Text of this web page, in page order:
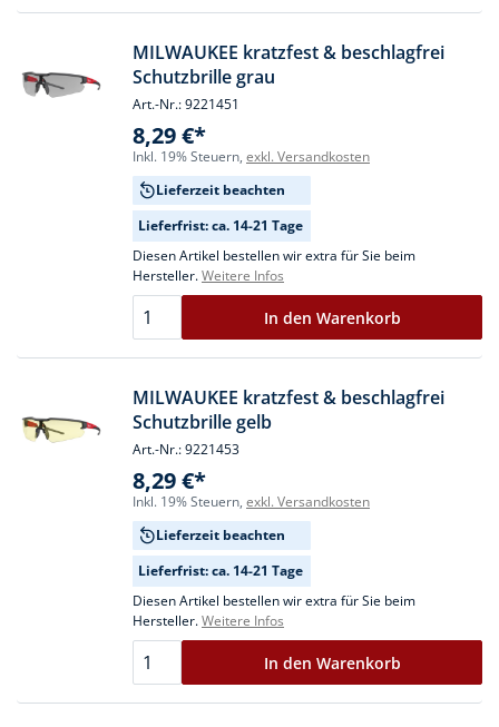
MILWAUKEE kratzfest & beschlagfrei
Schutzbrille grau
Art.-Nr.: 9221451
8,29 €*
Inkl. 19% Steuern, exkl. Versandkosten
Lieferzeit beachten
Lieferfrist: ca. 14-21 Tage
Diesen Artikel bestellen wir extra für Sie beim
Hersteller.Weitere Infos
In den Warenkorb
MILWAUKEE kratzfest & beschlagfrei
Schutzbrille gelb
Art.-Nr.: 9221453
8,29 €*
Inkl. 19% Steuern, exkl. Versandkosten
Lieferzeit beachten
Lieferfrist: ca. 14-21 Tage
Diesen Artikel bestellen wir extra für Sie beim
Hersteller.Weitere Infos
In den Warenkorb